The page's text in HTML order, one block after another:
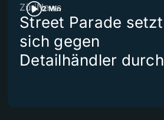
2 Min
ZüriNews
Street Parade setzt
sich gegen
Detailhändler durch